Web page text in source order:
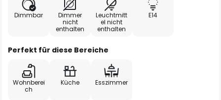
Dimmbar
Dimmer
nicht
enthalten
Leuchtmitt
el nicht
enthalten
E14
Perfekt für diese Bereiche
Wohnberei
ch
Küche Esszimmer